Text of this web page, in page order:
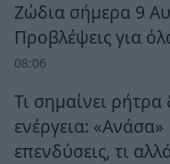
Ζώδια σήμερα 9
Προβλέψεις για
08:06
Τι σημαίνει
ενέργεια:
επενδύσεις, τι